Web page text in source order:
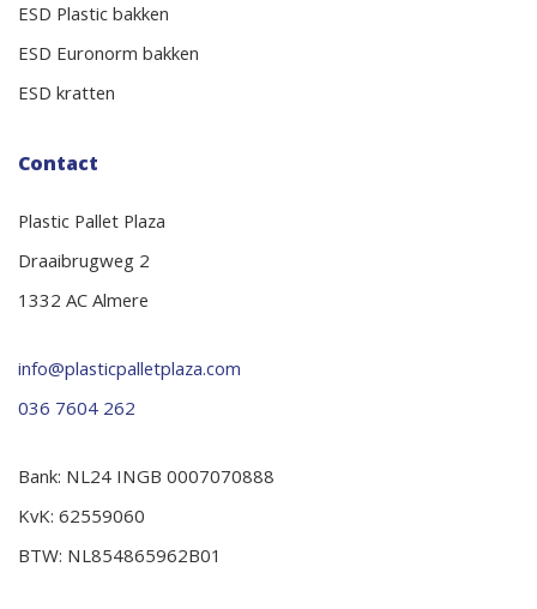
ESD Plastic bakken
ESD Euronorm bakken
ESD kratten
Contact
Plastic Pallet Plaza
Draaibrugweg 2
1332 AC Almere
info@plasticpalletplaza.com
036 7604 262
Bank: NL24 INGB 0007070888
KvK: 62559060
BTW: NL854865962B01